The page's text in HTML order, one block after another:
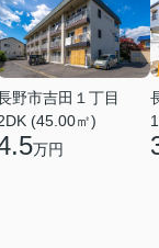
野市吉田１丁目
(45.00㎡)
万円